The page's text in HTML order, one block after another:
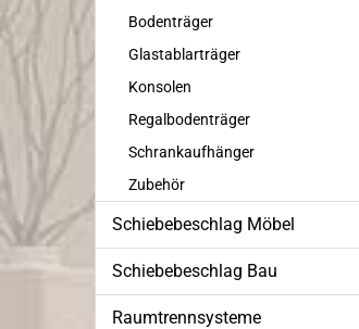
Bodenträger
Glastablarträger
Konsolen
Regalbodenträger
Schrankaufhänger
Zubehör
Schiebebeschlag Möbel
Schiebebeschlag Bau
Raumtrennsysteme